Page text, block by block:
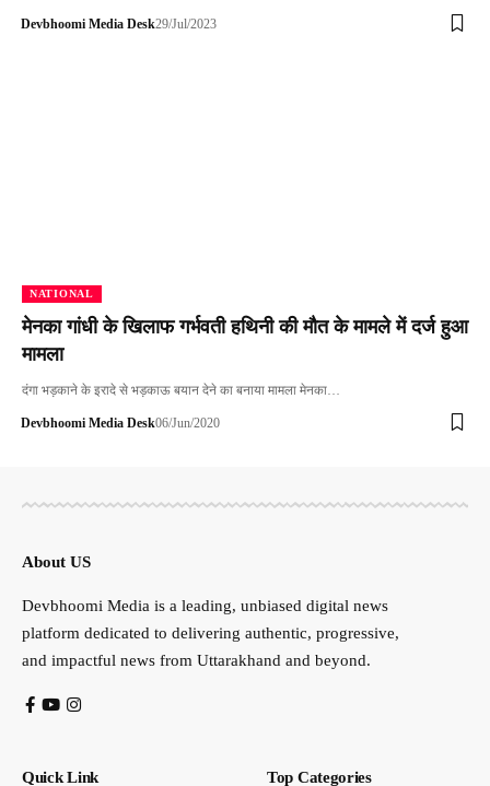
Devbhoomi Media Desk29/Jul/2023
NATIONAL
मेनका गांधी के खिलाफ गर्भवती हथिनी की मौत के मामले में दर्ज हुआ
मामला
दंगा भड़काने के इरादे से भड़काऊ बयान देने का बनाया मामला मेनका…
Devbhoomi Media Desk06/Jun/2020
About US
Devbhoomi Media is a leading, unbiased digital news
platform dedicated to delivering authentic, progressive,
and impactful news from Uttarakhand and beyond.
Quick Link Top Categories